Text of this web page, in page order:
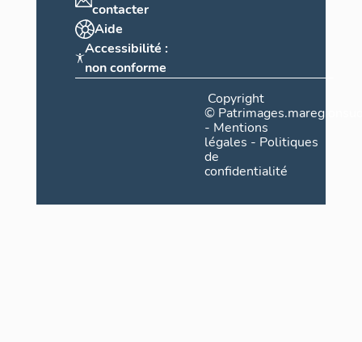
contacter
Aide
Accessibilité :
non conforme
Copyright
©
- Mentions
légales - Politiques
de
confidentialité